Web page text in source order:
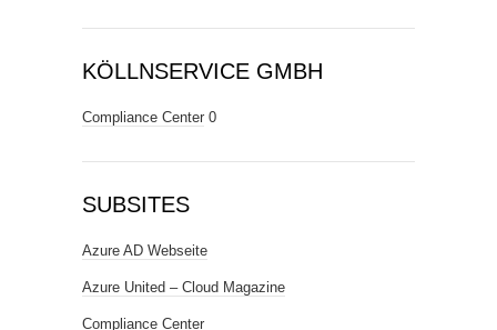
KÖLLNSERVICE GMBH
Compliance Center 0
SUBSITES
Azure AD Webseite
Azure United – Cloud Magazine
Compliance Center